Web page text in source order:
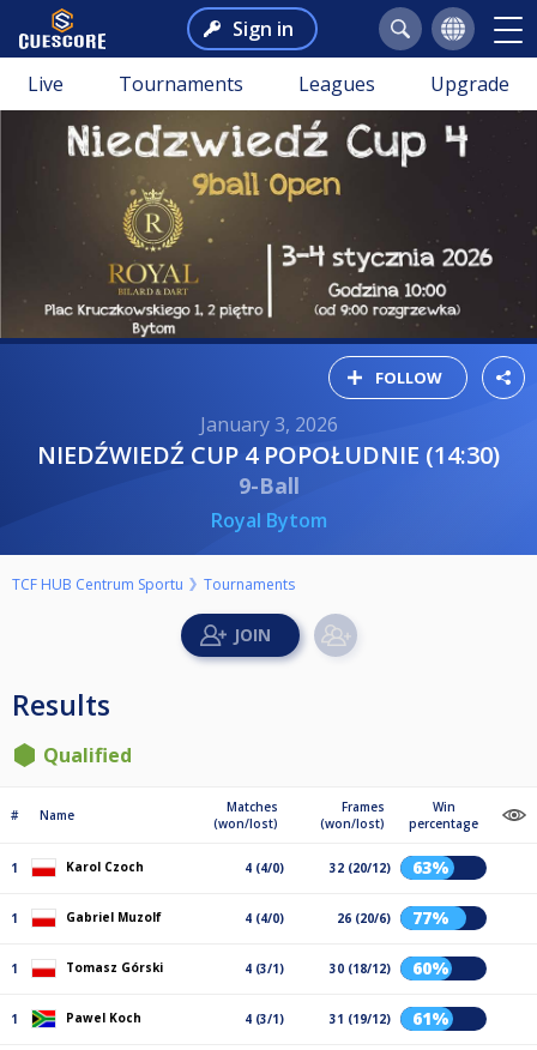
Sign in
Live Tournaments Leagues Upgrade
FOLLOW
January 3, 2026
NIEDŹWIEDŹ CUP 4 POPOŁUDNIE (14:30)
9-Ball
Royal Bytom
TCF HUB Centrum Sportu Tournaments
Results
Qualified
# Name
Matches
(won/lost)
Frames
(won/lost)
Win
percentage
1 Karol Czoch 4 (4/0) 32 (20/12) 63%
1 Gabriel Muzolf 4 (4/0) 26 (20/6) 77%
1 Tomasz Górski 4 (3/1) 30 (18/12) 60%
1 Pawel Koch 4 (3/1) 31 (19/12) 61%